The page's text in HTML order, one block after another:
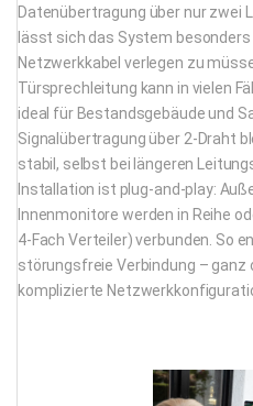
Datenübertragung über nur zwei
lässt sich das System
Netzwerkkabel verlegen zu müssen. Die vorhandene Klingel-
Türsprechleitung kann in vielen
ideal für Bestandsgebäude und
Signalübertragung über 2-Draht
stabil, selbst bei längeren
Installation ist plug-and-play:
Innenmonitore werden in Reihe
4-Fach Verteiler) verbunden. So
störungsfreie Verbindung –
komplizierte